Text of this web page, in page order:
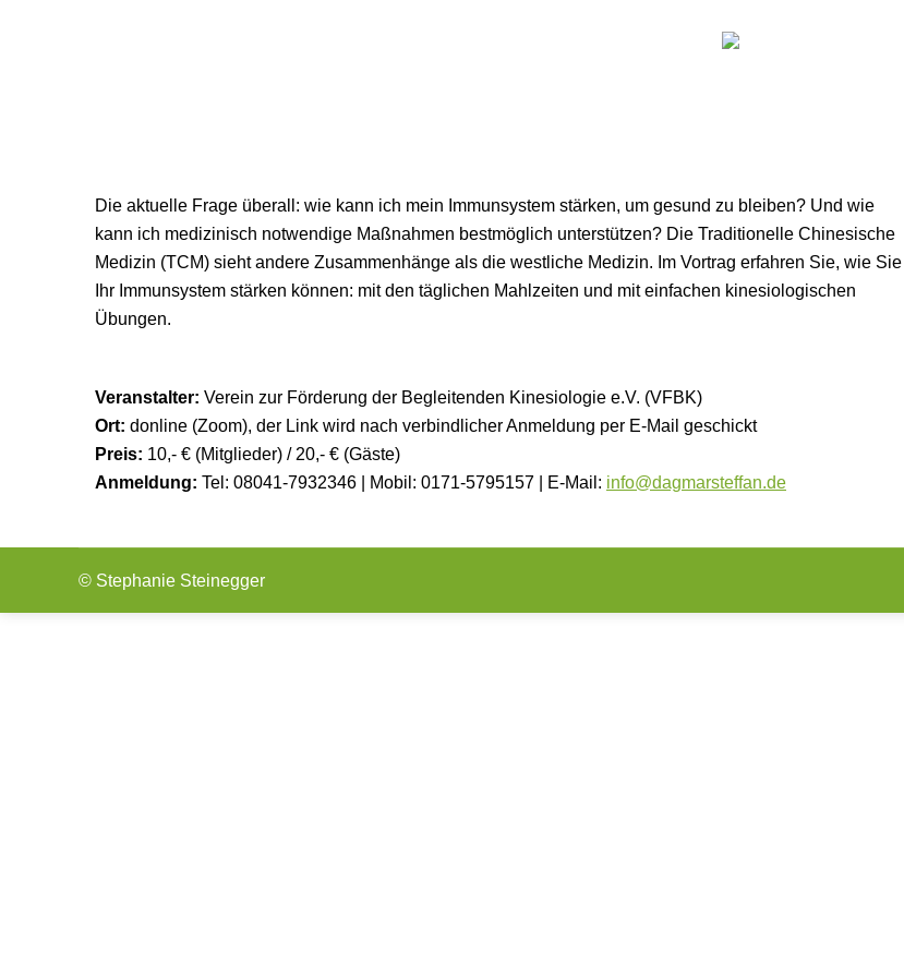
Die aktuelle Frage überall: wie kann ich mein Immunsystem stärken, um gesund zu bleiben? Und wie
kann ich medizinisch notwendige Maßnahmen bestmöglich unterstützen? Die Traditionelle Chinesische
Medizin (TCM) sieht andere Zusammenhänge als die westliche Medizin. Im Vortrag erfahren Sie, wie Sie
Ihr Immunsystem stärken können: mit den täglichen Mahlzeiten und mit einfachen kinesiologischen
Übungen.
Veranstalter: Verein zur Förderung der Begleitenden Kinesiologie e.V. (VFBK)
Ort: donline (Zoom), der Link wird nach verbindlicher Anmeldung per E-Mail geschickt
Preis: 10,- € (Mitglieder) / 20,- € (Gäste)
Anmeldung: Tel: 08041-7932346 | Mobil: 0171-5795157 | E-Mail: info@dagmarsteffan.de
© Stephanie Steinegger